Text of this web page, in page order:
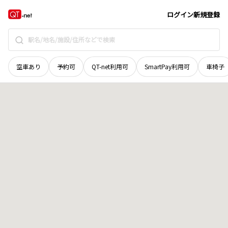
ログイン新規登録
空車あり 予約可 QT-net利用可 SmartPay利用可 車椅子
北海道